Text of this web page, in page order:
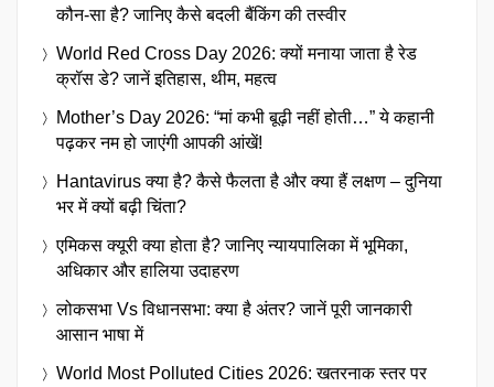
कौन-सा है? जानिए कैसे बदली बैंकिंग की तस्वीर
World Red Cross Day 2026: क्यों मनाया जाता है रेड
क्रॉस डे? जानें इतिहास, थीम, महत्व
Mother’s Day 2026: “मां कभी बूढ़ी नहीं होती…” ये कहानी
पढ़कर नम हो जाएंगी आपकी आंखें!
Hantavirus क्या है? कैसे फैलता है और क्या हैं लक्षण – दुनिया
भर में क्यों बढ़ी चिंता?
एमिकस क्यूरी क्या होता है? जानिए न्यायपालिका में भूमिका,
अधिकार और हालिया उदाहरण
लोकसभा Vs विधानसभा: क्या है अंतर? जानें पूरी जानकारी
आसान भाषा में
World Most Polluted Cities 2026: खतरनाक स्तर पर